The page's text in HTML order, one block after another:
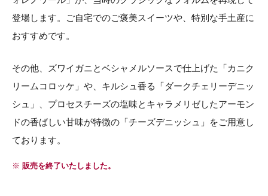
登場します。ご自宅でのご褒美スイーツや、特別な手土産に
おすすめです。
その他、ズワイガニとベシャメルソースで仕上げた「カニク
リームコロッケ」や、キルシュ香る「ダークチェリーデニッ
シュ」、プロセスチーズの塩味とキャラメリゼしたアーモン
ドの香ばしい甘味が特徴の「チーズデニッシュ」をご用意し
ております。
※ 販売を終了いたしました。